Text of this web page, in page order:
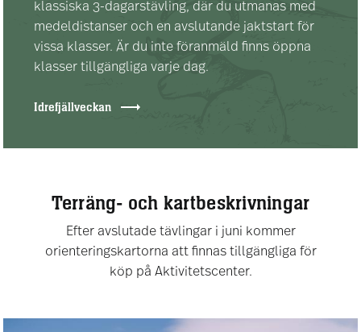
klassiska 3-dagarstävling, där du utmanas med
medeldistanser och en avslutande jaktstart för
vissa klasser. Är du inte föranmäld finns öppna
klasser tillgängliga varje dag.
Idrefjällveckan
Terräng- och kartbeskrivningar
Efter avslutade tävlingar i juni kommer
orienteringskartorna att finnas tillgängliga för
köp på Aktivitetscenter.